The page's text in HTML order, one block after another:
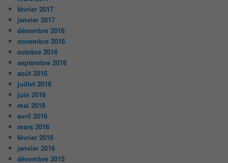
février 2017
janvier 2017
décembre 2016
novembre 2016
octobre 2016
septembre 2016
août 2016
juillet 2016
juin 2016
mai 2016
avril 2016
mars 2016
février 2016
janvier 2016
décembre 2015